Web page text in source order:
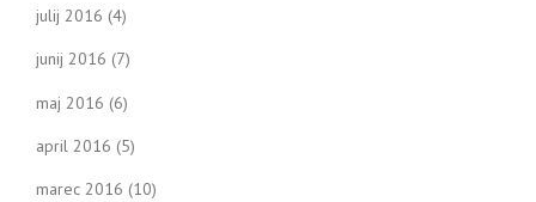
julij 2016 (4)
junij 2016 (7)
maj 2016 (6)
april 2016 (5)
marec 2016 (10)